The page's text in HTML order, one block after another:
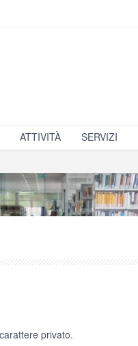
ATTIVITÀ SERVIZI
privato.